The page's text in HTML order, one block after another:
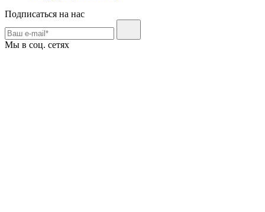
Подписаться на нас
Мы в соц. сетях